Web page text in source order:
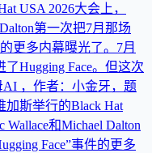
USA 2026大会上，
第一次把7月那场
更多内幕曝光了。7月
Hugging Face。但这次
，作者：小金牙，题
加斯举行的Black Hat
和Michael Dalton
Face”事件的更多